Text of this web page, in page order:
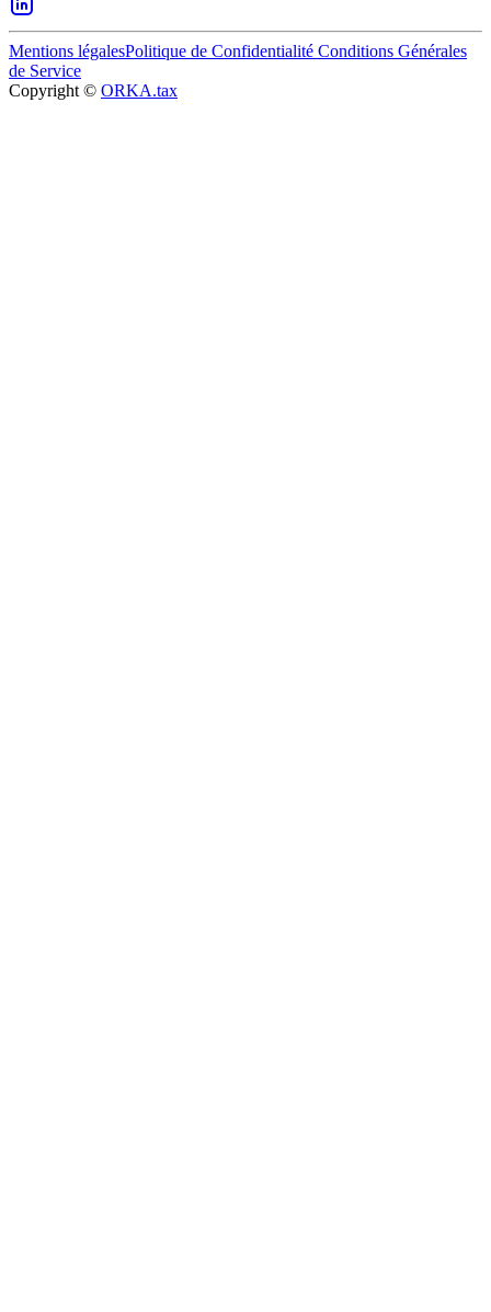
Mentions légalesPolitique de Confidentialité Conditions Générales
de Service
Copyright © ORKA.tax